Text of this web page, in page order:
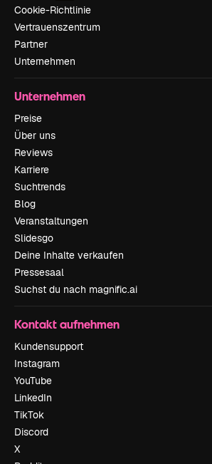
Cookie-Richtlinie
Vertrauenszentrum
Partner
Unternehmen
Unternehmen
Preise
Über uns
Reviews
Karriere
Suchtrends
Blog
Veranstaltungen
Slidesgo
Deine Inhalte verkaufen
Pressesaal
Suchst du nach magnific.ai
Kontakt aufnehmen
Kundensupport
Instagram
YouTube
LinkedIn
TikTok
Discord
X